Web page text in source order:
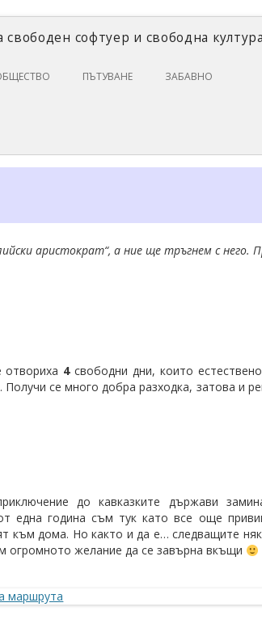
свободен софтуер и свободна култура
Skip
to
ПРАВА
ПЪТУВАНЕ ЗАБАВНО
аристократ“, а ние ще тръгнем с него.
4свободни дни, които
се много добра разходка, затова и
до кавказките държави
една година съм тук като все още
към дома. Но както и да е… следващите
огромното желание да се завърна вкъщи